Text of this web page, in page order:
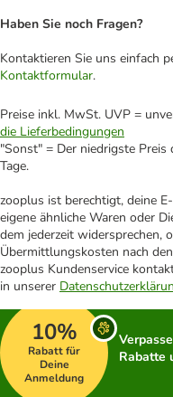
Haben Sie noch Fragen?
Kontaktieren Sie uns einfach
Kontaktformular.
Preise inkl. MwSt. UVP =
die Lieferbedingungen
"Sonst" = Der niedrigste
Tage.
zooplus ist berechtigt, deine
eigene ähnliche Waren oder
dem jederzeit widersprechen,
Übermittlungskosten nach
zooplus Kundenservice
in unserer
10%
Rabatt für
Deine
Anmeldung
Rabatte